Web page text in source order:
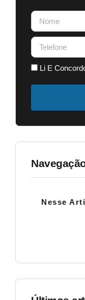
Li E
Nesse